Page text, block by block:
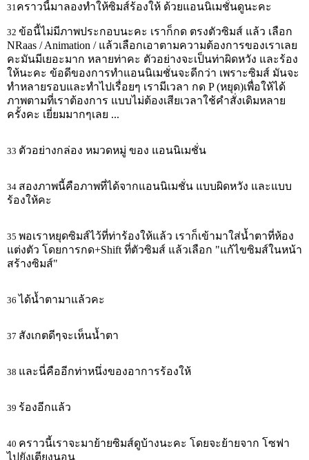
31คราวนี้มาลองทำให้ซิมส์ร้องให้ ด้วยแอนนิเมชั่นดูนะคะ
32 ข้อนี้ไม่มีภาพประกอบนะคะ เราก็กด ตรงตัวซิมส์ แล้ว เลือก
NRaas / Animation / แล้วเลือกเอาตามความต้องการของเราเลย
คะมันมีเยอะมาก หลายท่าคะ ตัวอย่างจะเป็นท่าผิดหวัง และร้อง
ให้นะคะ ข้อดีของการทำแอนนิเมชั่นจะดีกว่า เพราะซิมส์ มันจะ
ทำหลายรอบและทำไปเรื่อยๆ เรามีเวลา กด P (หยุด)เพื่อให้ได้
ภาพตามที่เราต้องการ แบบไม่ต้องเสียเวลาใช้คำสั่งเดิมหลาย
ครั้งคะ เยี่ยมมากๆเลย ...
33 ตัวอย่างกล่อง หมวดหมู่ ของ แอนนิเมชั่น
34 สองภาพนี้คือภาพที่ได้จากแอนนิเมชั่น แบบผิดหวัง และแบบ
ร้องให้คะ
35 พอเราหยุดซิมส์ไว้ที่ท่าร้องให้แล้ว เราก็เข้ามาใส่น้ำตาที่ห้อง
แต่งตัว โดยการกด+Shift ที่ตัวซิมส์ แล้วเลือก "แก้ไขซิมส์ในหน้า
สร้างซิมส์"
36 ได้น้ำตามาแล้วคะ
37 สังเกตดีๆจะเห็นน้ำตา
38 และนี่คืออีกท่าหนึ่งของอาการร้องให้
39 ร้องอีกแล้ว
40 คราวนี้เราจะมาย้ายซิมส์ดูบ้างนะคะ โดยจะย้ายจาก โซฟา
ไปยังเตียงนอน